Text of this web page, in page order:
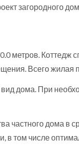
метров. Коттедж
Всего
дома. При
частного дома в
в том числе